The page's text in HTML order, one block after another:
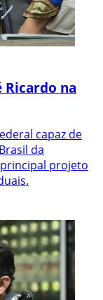
Ricardo na
capaz de
da
principal projeto